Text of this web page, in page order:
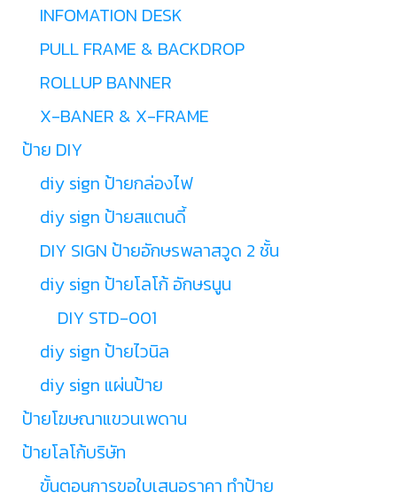
INFOMATION DESK
PULL FRAME & BACKDROP
ROLLUP BANNER
X-BANER & X-FRAME
ป้าย DIY
diy sign ป้ายกล่องไฟ
diy sign ป้ายสแตนดี้
DIY SIGN ป้ายอักษรพลาสวูด 2 ชั้น
diy sign ป้ายโลโก้ อักษรนูน
DIY STD-001
diy sign ป้ายไวนิล
diy sign แผ่นป้าย
ป้ายโฆษณาแขวนเพดาน
ป้ายโลโก้บริษัท
ขั้นตอนการขอใบเสนอราคา ทำป้าย